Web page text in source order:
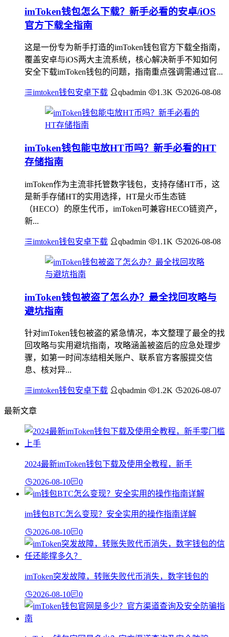
imToken钱包怎么下载？新手必看的安卓/iOS
官方下载全指南
这是一份专为新手打造的imToken钱包官方下载全指南，
覆盖安卓与iOS两大主流系统，核心解决新手不知如何
安全下载imToken钱包的问题，指南重点强调需通过官...
imtoken钱包安卓下载 qbadmin 1.3K 2026-08-08
imToken钱包能屯放HT币吗？新手必看的HT
存储指南
imToken作为主流非托管数字钱包，支持存储HT币，这
是新手存储HT的实用选择，HT是火币生态链
（HECO）的原生代币，imToken可兼容HECO链资产，
新...
imtoken钱包安卓下载 qbadmin 1.1K 2026-08-08
imToken钱包被盗了怎么办？最全找回攻略与
避坑指南
针对imToken钱包被盗的紧急情况，本文整理了最全的找
回攻略与实用避坑指南，攻略涵盖被盗后的应急处理步
骤，如第一时间冻结相关账户、联系官方客服提交信
息、核对异...
imtoken钱包安卓下载 qbadmin 1.2K 2026-08-07
最新文章
2024最新imToken钱包下载及使用全教程，新手
2026-08-10 0
im钱包BTC怎么变现？安全实用的操作指南详解
2026-08-10 0
imToken突发故障，转账失败代币消失，数字钱包的
2026-08-10 0